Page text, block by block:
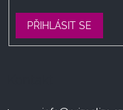
PŘIHLÁSIT SE